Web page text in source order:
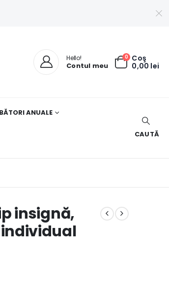
Hello!
Contul meu
0 Coş
0,00 lei
ANUALE
CAUTĂ
insignă,